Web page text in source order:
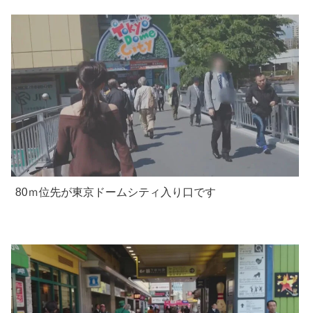
80ｍ位先が東京ドームシティ入り口です